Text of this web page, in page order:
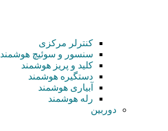
کنترلر مرکزی
سنسور و سوئیچ هوشمند
کلید و پریز هوشمند
دستگیره هوشمند
آبیاری هوشمند
رله هوشمند
دوربین